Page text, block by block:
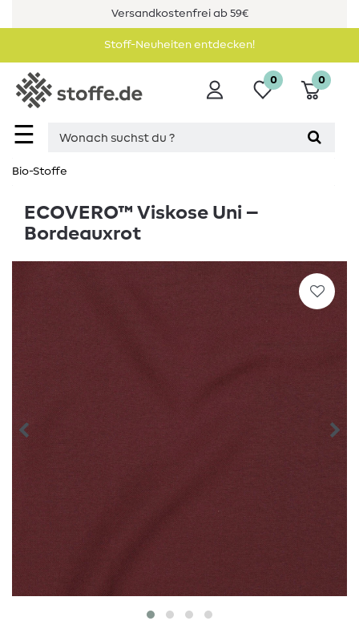
Versandkostenfrei ab 59€
Stoff-Neuheiten entdecken!
☰
0 0
Bio-Stoffe
ECOVERO™ Viskose Uni –
Bordeauxrot